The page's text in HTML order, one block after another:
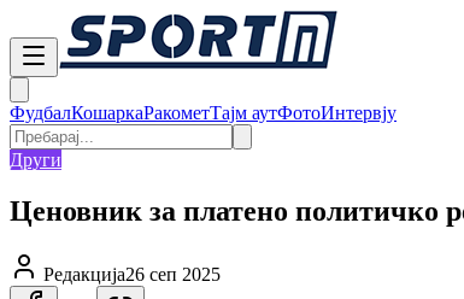
ФудбалКошаркаРакометТајм аутФотоИнтервју
Други
Ценовник за платено политичко
Редакција26 сеп 2025